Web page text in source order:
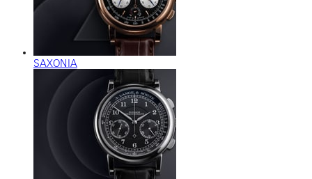
SAXONIA